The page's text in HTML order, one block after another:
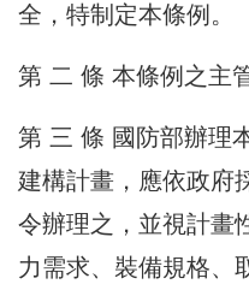
全，特制定本條例。
第 二 條 本條例之主
第 三 條 國防部辦理
建構計畫，應依政府
令辦理之，並視計畫
力需求、裝備規格、